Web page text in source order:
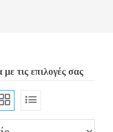
τις επιλογές σας